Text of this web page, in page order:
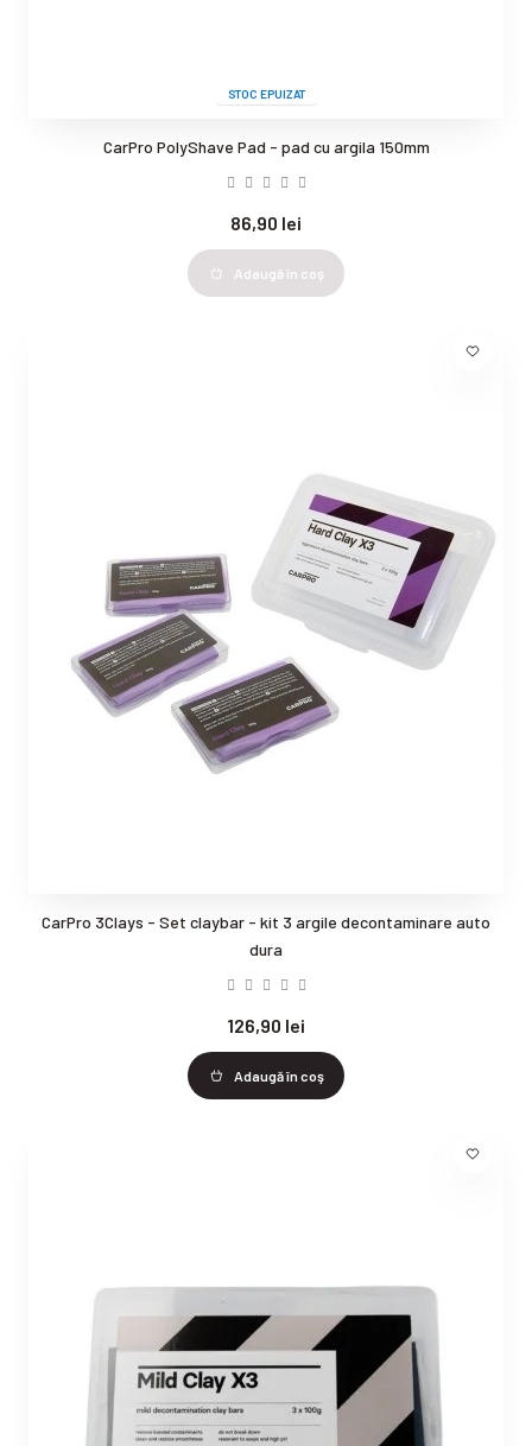
STOC EPUIZAT
CarPro PolyShave Pad - pad cu argila 150mm
86,90 lei
Adaugă în coş
CarPro 3Clays - Set claybar - kit 3 argile decontaminare auto
dura
126,90 lei
Adaugă în coş